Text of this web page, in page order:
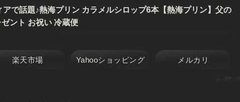
で話題♪熱海プリン カラメルシロップ6本【熱海プリン】父の
ント お祝い 冷蔵便
楽天市場 Yahooショッピング メルカリ
ポチップ